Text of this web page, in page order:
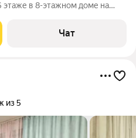
этаже в 8-этажном доме на
Чат
из 5